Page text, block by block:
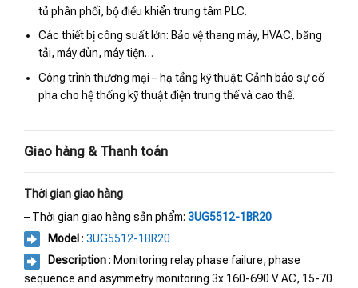
tủ phân phối, bộ điều khiển trung tâm PLC.
Các thiết bị công suất lớn: Bảo vệ thang máy, HVAC, băng
tải, máy đùn, máy tiện…
Công trình thương mại – hạ tầng kỹ thuật: Cảnh báo sự cố
pha cho hệ thống kỹ thuật điện trung thế và cao thế.
Giao hàng & Thanh toán
Thời gian giao hàng
– Thời gian giao hàng sản phẩm: 3UG5512-1BR20
Model : 3UG5512-1BR20
Description: Monitoring relay phase failure, phase
sequence and asymmetry monitoring 3x 160-690 V AC, 15-70